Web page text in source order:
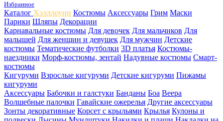
Избранное
Каталог Хэлллоуин Костюмы Аксессуары Грим Маски
Парики Шляпы Декорации
Карнавальные костюмы Для девочек Для мальчиков Для
малышей Для женщин и девушек Для мужчин Детские
костюмы Тематические футболки 3D платья Костюмы-
наездники Морф-костюмы, зентай Надувные костюмы Смарт-
костюмы
Кигуруми Взрослые кигуруми Детские кигуруми Пижамы
кигуруми
Аксессуары Бабочки и галстуки Банданы Боа Веера
Волшебные палочки Гавайские ожерелья Другие аксессуары
Зонты декоративные Корсет с крыльями Крылья Кулоны и